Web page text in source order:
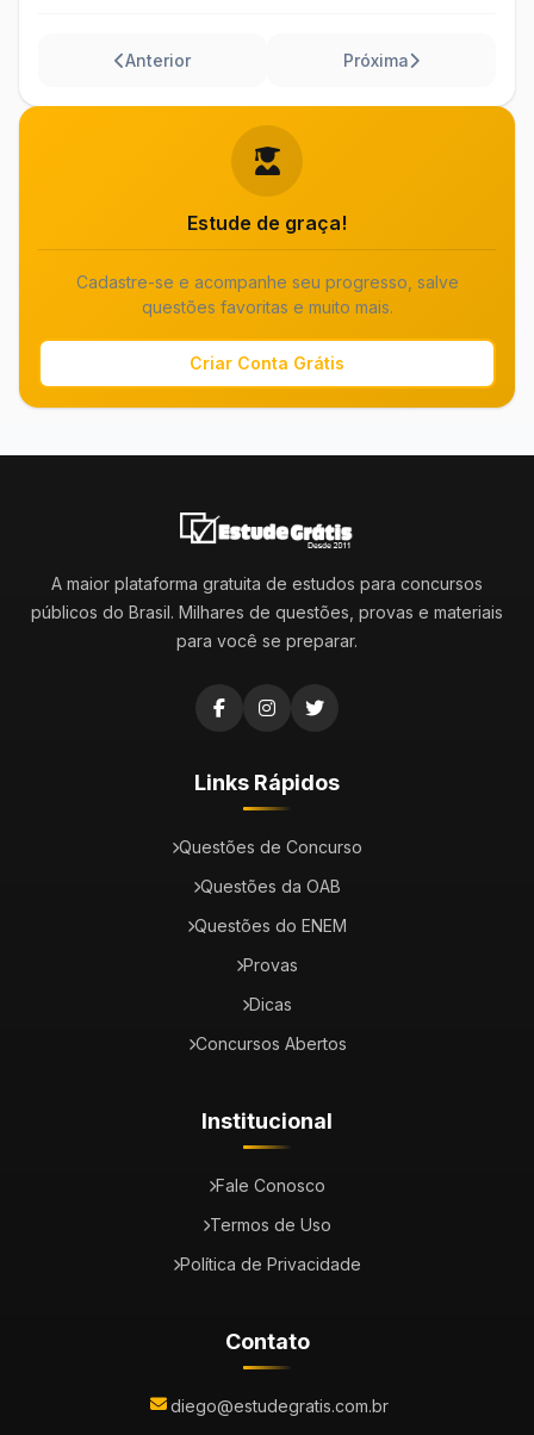
Anterior Próxima
Estude de graça!
Cadastre-se e acompanhe seu progresso, salve
questões favoritas e muito mais.
Criar Conta Grátis
A maior plataforma gratuita de estudos para concursos
públicos do Brasil. Milhares de questões, provas e materiais
para você se preparar.
Links Rápidos
Questões de Concurso
Questões da OAB
Questões do ENEM
Provas
Dicas
Concursos Abertos
Institucional
Fale Conosco
Termos de Uso
Política de Privacidade
Contato
diego@estudegratis.com.br